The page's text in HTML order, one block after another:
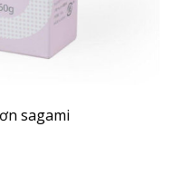
sagami